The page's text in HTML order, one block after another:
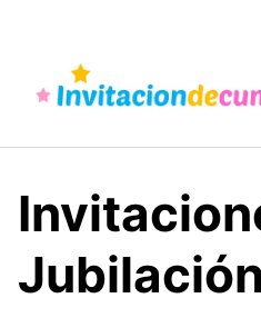
contenido
Jubilación